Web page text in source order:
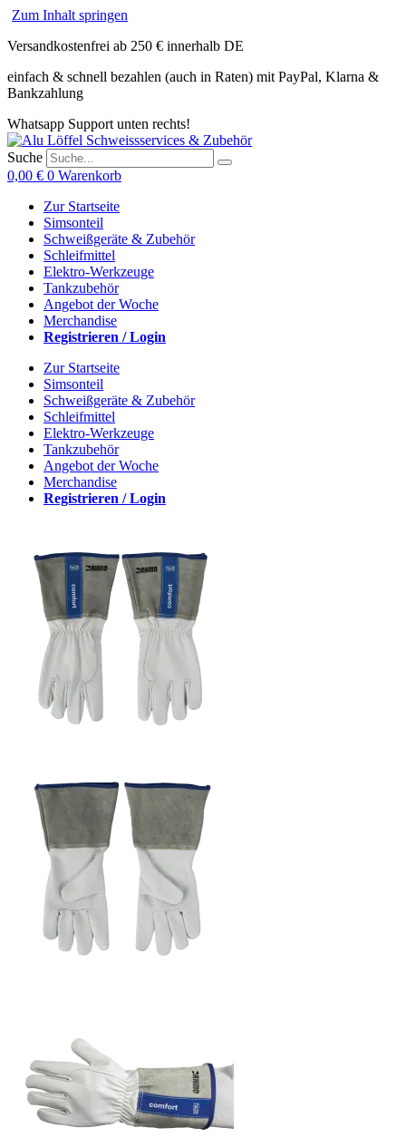
Zum Inhalt springen
Versandkostenfrei ab 250 € innerhalb DE
einfach & schnell bezahlen (auch in Raten) mit PayPal, Klarna &
Bankzahlung
Whatsapp Support unten rechts!
Suche
0,00 € 0 Warenkorb
Zur Startseite
Simsonteil
Schweißgeräte & Zubehör
Schleifmittel
Elektro-Werkzeuge
Tankzubehör
Angebot der Woche
Merchandise
Registrieren / Login
Zur Startseite
Simsonteil
Schweißgeräte & Zubehör
Schleifmittel
Elektro-Werkzeuge
Tankzubehör
Angebot der Woche
Merchandise
Registrieren / Login